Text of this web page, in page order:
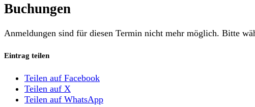
Buchungen
Anmeldungen sind für diesen Termin nicht mehr möglich. Bitte
Eintrag teilen
Teilen auf Facebook
Teilen auf X
Teilen auf WhatsApp